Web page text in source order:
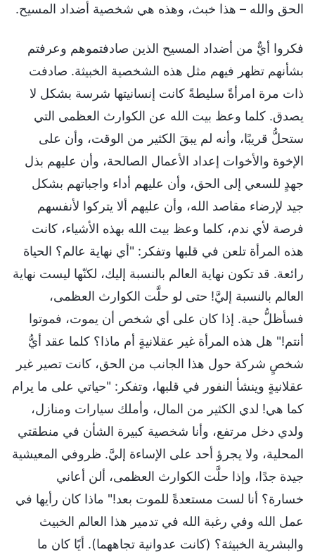
الحق والله – هذا خبث، وهذه هي شخصية أضداد المسيح.
فكروا أيٌّ من أضداد المسيح الذين صادفتموهم وعرفتم
بشأنهم تظهر فيهم مثل هذه الشخصية الخبيثة. صادفت
ذات مرة امرأةً سليطةً كانت إنسانيتها شرسة بشكل لا
يصدق. كلما وعظ بيت الله عن الكوارث العظمى التي
ستحلُّ قريبًا، وأنه لم يبقَ الكثير من الوقت، وأن على
الإخوة والأخوات إعداد الأعمال الصالحة، وأن عليهم بذل
جهدٍ للسعي إلى الحق، وأن عليهم أداء واجباتهم بشكل
جيد لإرضاء مقاصد الله، وأن عليهم ألا يتركوا لأنفسهم
فرصة لأي ندم، كلما وعظ بيت الله بهذه الأشياء، كانت
هذه المرأة تلعن في قلبها وتفكر: "أي نهاية عالم؟ الحياة
رائعة. قد تكون نهاية العالم بالنسبة إليك، لكنّها ليست نهاية
العالم بالنسبة إليَّ! حتى لو حلَّت الكوارث العظمى،
فسأظلُّ حية. إذا كان على أي شخص أن يموت، فموتوا
أنتم!" هل هذه المرأة غير عقلانيةٍ أم ماذا؟ كلما عقد أيُّ
شخصٍ شركة حول هذا الجانب من الحق، كانت تصير غير
عقلانيةٍ وينشأ النفور في قلبها، وتفكر: "حياتي على ما يرام
كما هي! لدي الكثير من المال، وأملك سيارات ومنازل،
ولدي دخل مرتفع، وأنا شخصية كبيرة الشأن في منطقتي
المحلية، ولا يجرؤ أحد على الإساءة إليَّ. ظروفي المعيشية
جيدة جدًا، وإذا حلَّت الكوارث العظمى، ألن أعاني
خسارة؟ أنا لست مستعدةً للموت بعد!" ماذا كان رأيها في
عمل الله وفي رغبة الله في تدمير هذا العالم الخبيث
والبشرية الخبيثة؟ (كانت عدوانية تجاههما). أيًا كان ما